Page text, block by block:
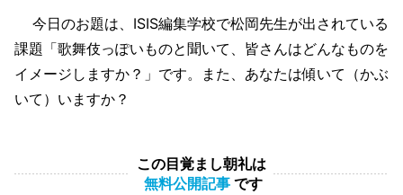
今日のお題は、ISIS編集学校で松岡先生が出されている
課題「歌舞伎っぽいものと聞いて、皆さんはどんなものを
イメージしますか？」です。また、あなたは傾いて（かぶ
いて）いますか？
この目覚まし朝礼は
無料公開記事 です